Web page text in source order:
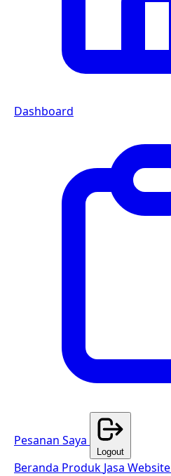
Dashboard
Pesanan Saya
Logout
Beranda Produk Jasa Website